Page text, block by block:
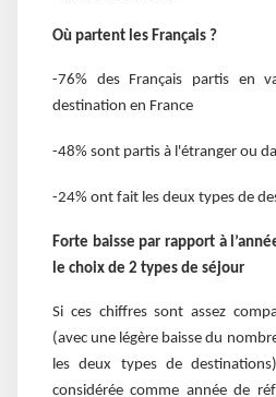
Où partent les Français ?
-76% des Français partis en
destination en France
-48% sont partis à l'étranger ou
-24% ont fait les deux types de
Forte baisse par rapport à
le choix de 2 types de séjour
Si ces chiffres sont assez
(avec une légère baisse du
les deux types de
considérée comme année de